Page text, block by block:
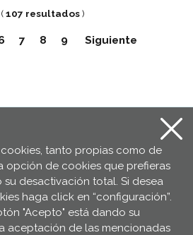
(107 resultados)
7 8 9 Siguiente
Behatuz
y recibe todas las
en tu correo
tanto propias como de
opción de cookies que prefieras
desactivación total. Si desea
haga click en “configuración”.
"Acepto" está dando su
aceptación de las mencionadas